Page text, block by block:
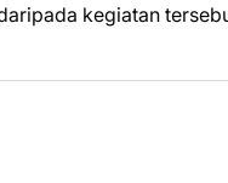
kegiatan